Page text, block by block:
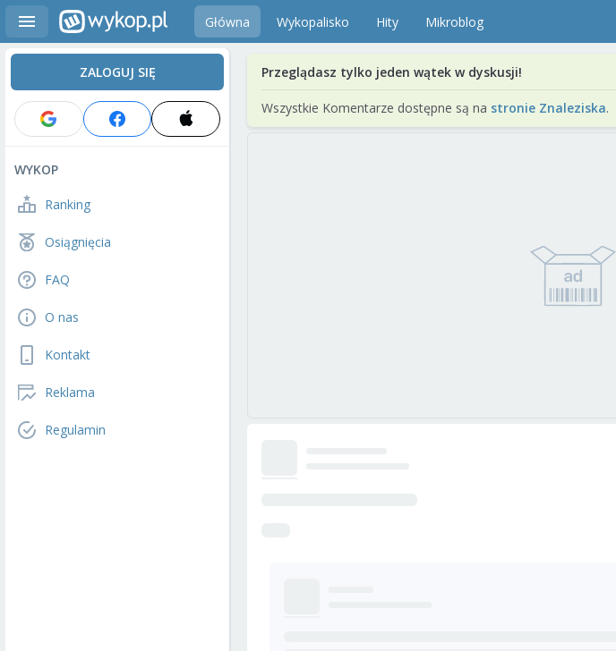
Główna Wykopalisko Hity Mikroblog
ZALOGUJ SIĘ
WYKOP
Ranking
Osiągnięcia
FAQ
O nas
Kontakt
Reklama
Regulamin
Przeglądasz tylko jeden wątek w dyskusji!
Wszystkie Komentarze dostępne są na stronie Znaleziska.